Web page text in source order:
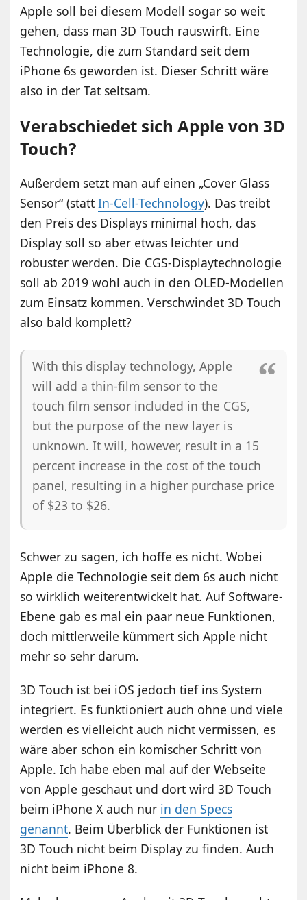
Apple soll bei diesem Modell sogar so weit
gehen, dass man 3D Touch rauswirft. Eine
Technologie, die zum Standard seit dem
iPhone 6s geworden ist. Dieser Schritt wäre
also in der Tat seltsam.
Verabschiedet sich Apple von 3D
Touch?
Außerdem setzt man auf einen „Cover Glass
Sensor“ (stattIn-Cell-Technology). Das treibt
den Preis des Displays minimal hoch, das
Display soll so aber etwas leichter und
robuster werden. Die CGS-Displaytechnologie
soll ab 2019 wohl auch in den OLED-Modellen
zum Einsatz kommen. Verschwindet 3D Touch
also bald komplett?
With this display technology, Apple
will add a thin-film sensor to the
touch film sensor included in the CGS,
but the purpose of the new layer is
unknown. It will, however, result in a 15
percent increase in the cost of the touch
panel, resulting in a higher purchase price
of $23 to $26.
Schwer zu sagen, ich hoffe es nicht. Wobei
Apple die Technologie seit dem 6s auch nicht
so wirklich weiterentwickelt hat. Auf Software-
Ebene gab es mal ein paar neue Funktionen,
doch mittlerweile kümmert sich Apple nicht
mehr so sehr darum.
3D Touch ist bei iOS jedoch tief ins System
integriert. Es funktioniert auch ohne und viele
werden es vielleicht auch nicht vermissen, es
wäre aber schon ein komischer Schritt von
Apple. Ich habe eben mal auf der Webseite
von Apple geschaut und dort wird 3D Touch
beim iPhone X auch nur in den Specs
genannt. Beim Überblick der Funktionen ist
3D Touch nicht beim Display zu finden. Auch
nicht beim iPhone 8.